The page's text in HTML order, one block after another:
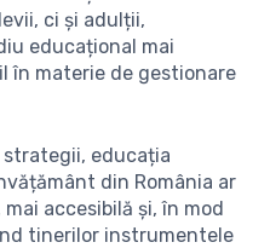
ci și adulții,
educațional mai
în materie de gestionare
educația
din România ar
accesibilă și, în mod
tinerilor instrumentele